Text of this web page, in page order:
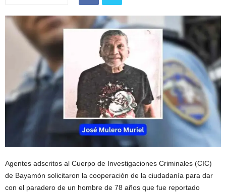
Agentes adscritos al Cuerpo de Investigaciones Criminales (CIC)
de Bayamón solicitaron la cooperación de la ciudadanía para dar
con el paradero de un hombre de 78 años que fue reportado